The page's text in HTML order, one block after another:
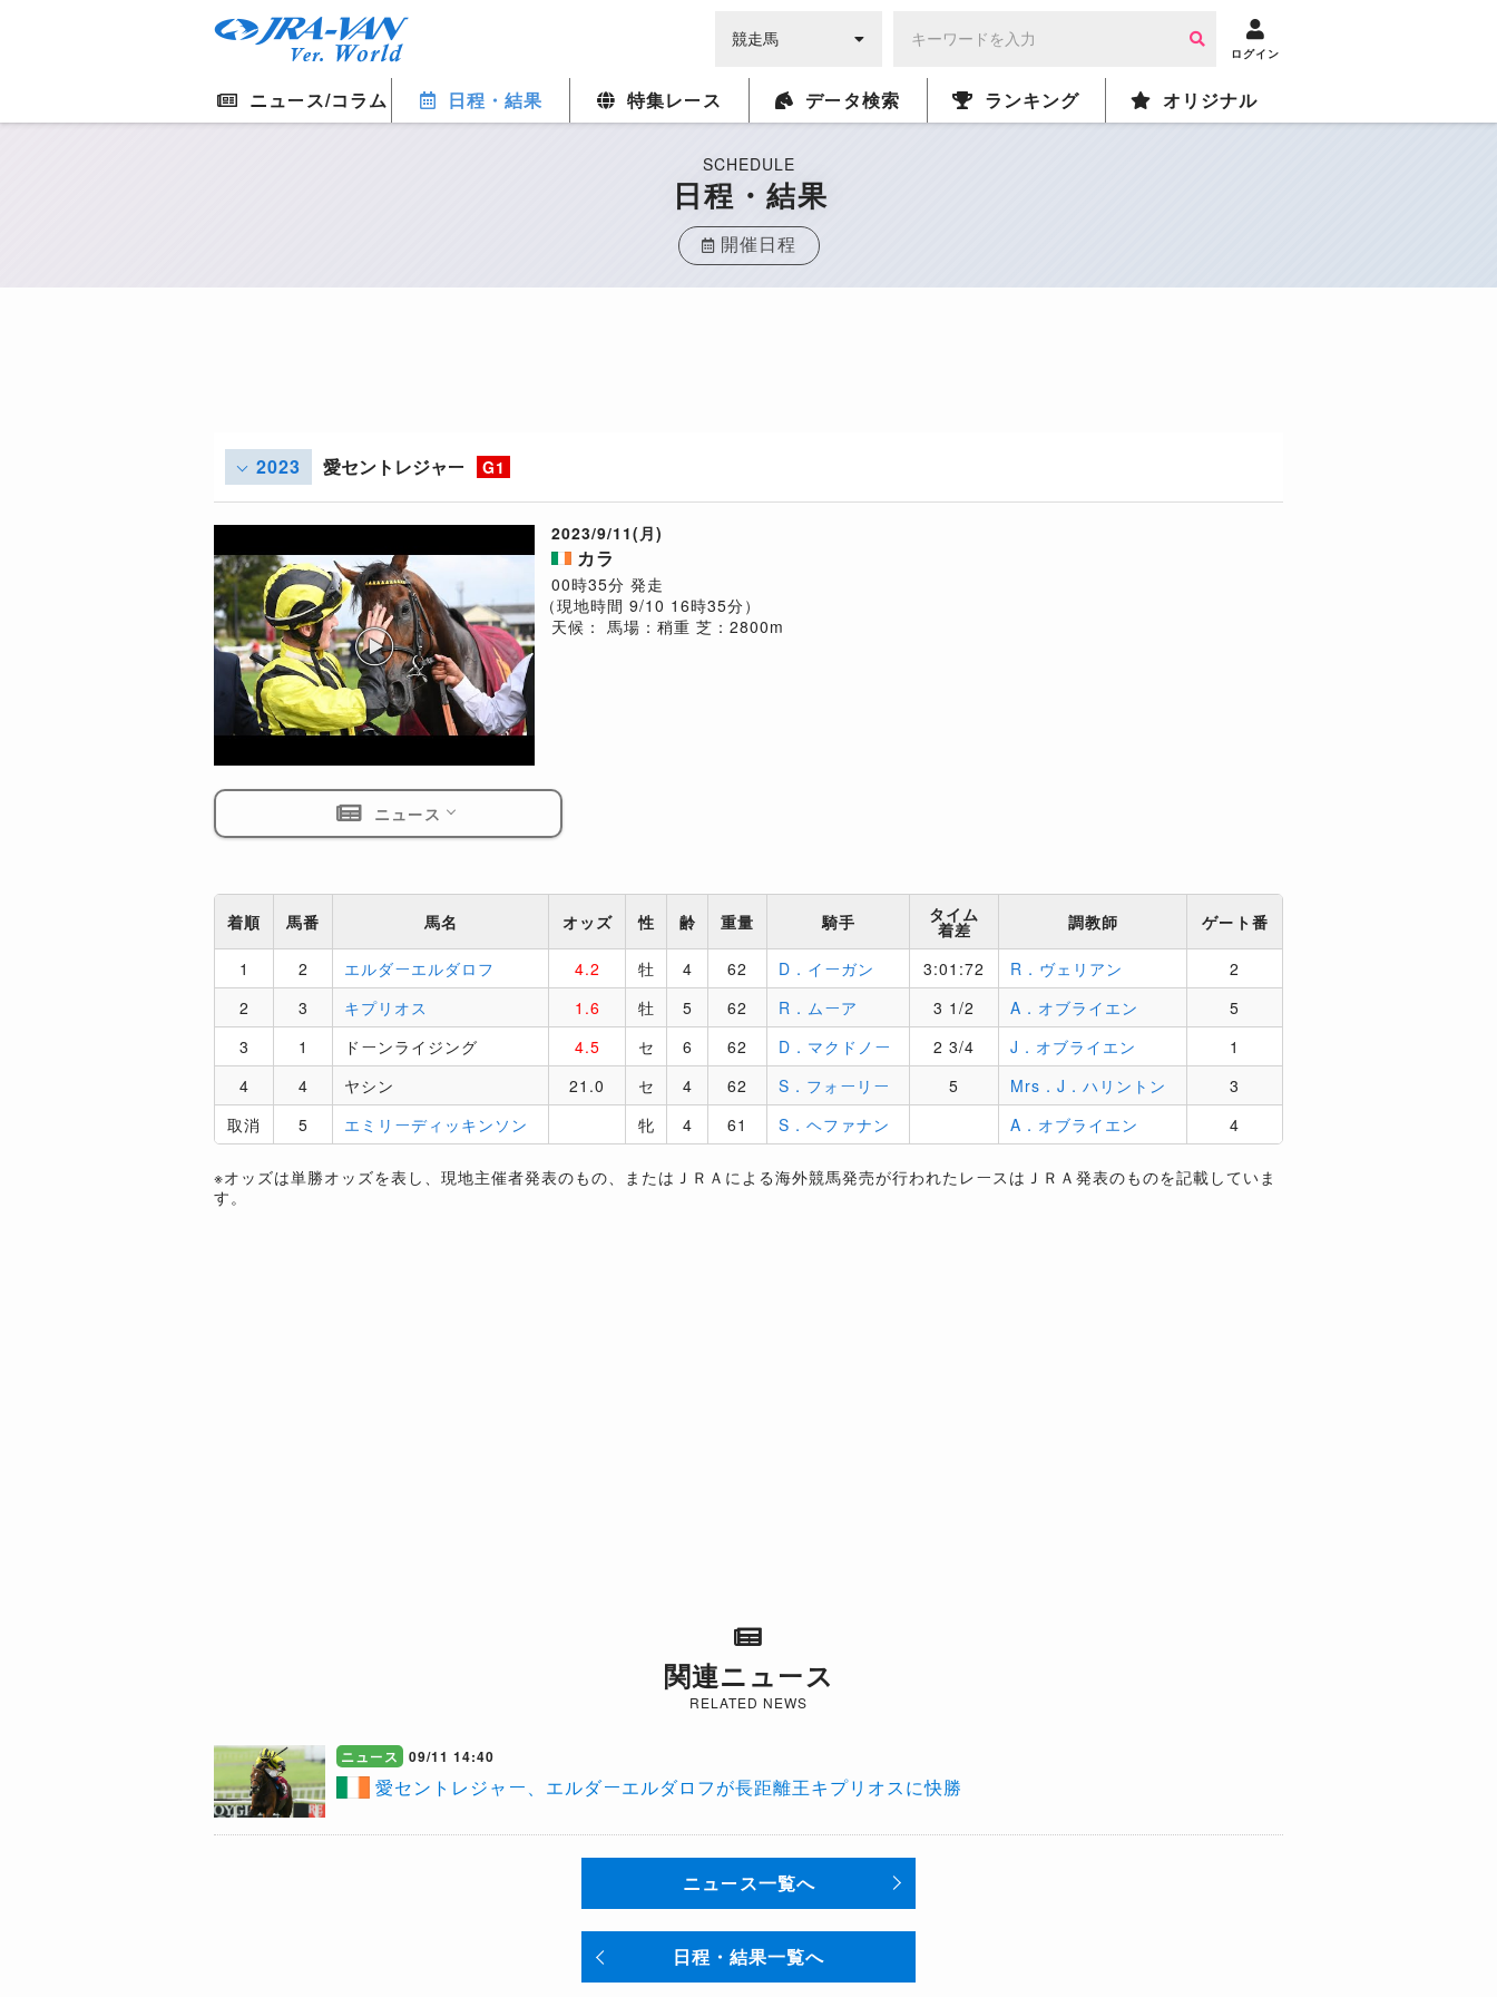
ログイン
ニュース/コラム 日程・結果 特集レース データ検索 ランキング オリジナル
SCHEDULE
日程・結果
開催日程
2023 愛セントレジャー G1
2023/9/11(月)
カラ
00時35分 発走
（現地時間 9/10 16時35分）
天候： 馬場：稍重 芝：2800m
ニュース
着順 馬番 馬名 オッズ 性 齢 重量 騎手 タイム
着差 調教師 ゲート番
1 2 エルダーエルダロフ 4.2 牡 4 62 D．イーガン 3:01:72 R．ヴェリアン
2
2
3 キプリオス 1.6 牡 5 62 R．ムーア 3 1/2 A．オブライエン
5
3
1 ドーンライジング 4.5 セ 6 62 D．マクドノー 2 3/4 J．オブライエン
1
4
4 ヤシン 21.0 セ 4 62 S．フォーリー 5 Mrs．J．ハリントン
3
取消
5 エミリーディッキンソン 牝 4 61 S．ヘファナン A．オブライエン 4
※オッズは単勝オッズを表し、現地主催者発表のもの、またはＪＲＡによる海外競馬発売が行われたレースはＪＲＡ発表のものを記載していま
す。
関連ニュース
RELATED NEWS
ニュース 09/11 14:40
愛セントレジャー、エルダーエルダロフが長距離王キプリオスに快勝
ニュース一覧へ
日程・結果一覧へ